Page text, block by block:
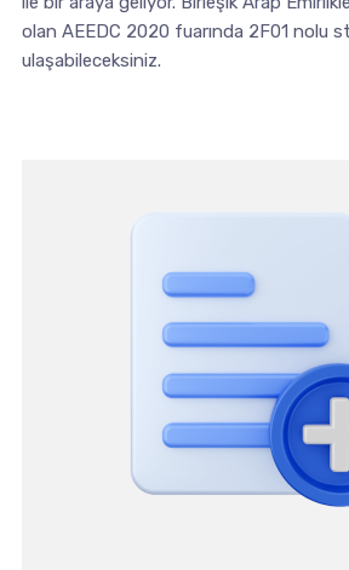
olan AEEDC 2020 fuarında 2F01 nolu
ulaşabileceksiniz.